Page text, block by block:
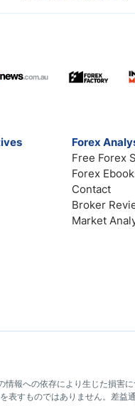
Forex
Free Forex
Forex
Contact
Broker
Market
報への依存により生じた損害
すものではありません。差益